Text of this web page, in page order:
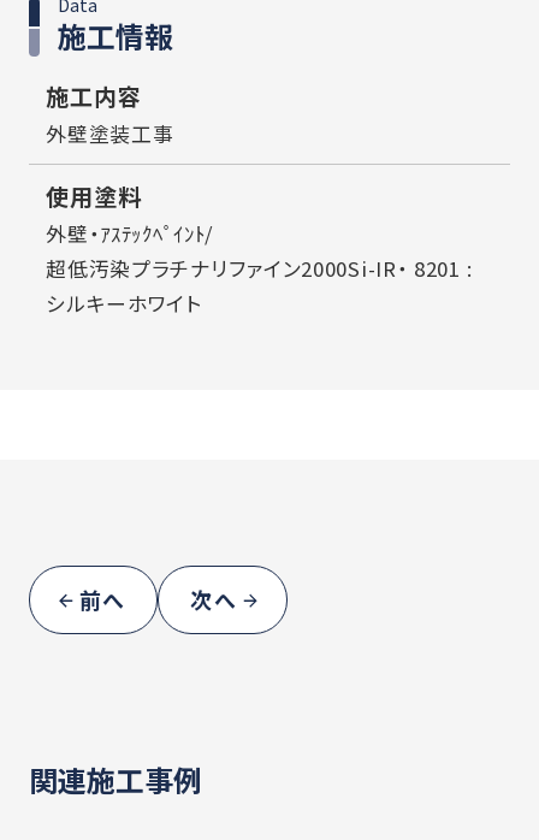
施工情報
施工内容
外壁塗装工事
使用塗料
外壁・ｱｽﾃｯｸﾍﾟｲﾝﾄ/
超低汚染プラチナリファイン2000Si-IR・ 8201 :
シルキーホワイト
前へ 次へ
関連施工事例